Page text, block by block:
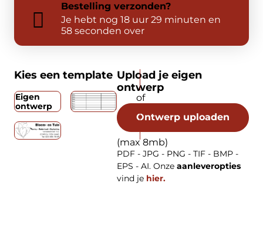
Bestelling verzonden?
Je hebt nog 18 uur 29 minuten en
57 seconden over
Kies een template
Eigen
ontwerp
Upload je eigen
ontwerp
Ontwerp uploaden
(max 8mb)
PDF - JPG - PNG - TIF - BMP -
EPS - AI. Onze aanleveropties
vind je hier.